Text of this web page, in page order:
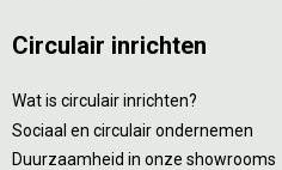
Circulair inrichten
Wat is circulair inrichten?
Sociaal en circulair ondernemen
Duurzaamheid in onze showrooms